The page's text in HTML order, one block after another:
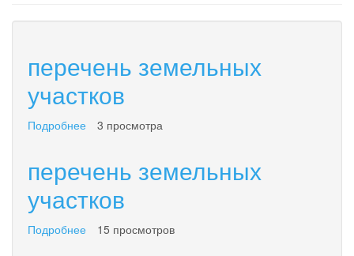
перечень земельных
участков
Подробнее
участков
3 просмотра
перечень земельных
участков
Подробнее 15 просмотров